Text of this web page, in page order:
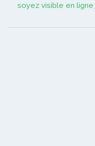
soyez visible en ligne